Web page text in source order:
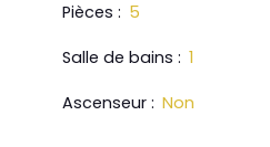
Pièces : 5
Salle de bains : 1
Ascenseur : Non